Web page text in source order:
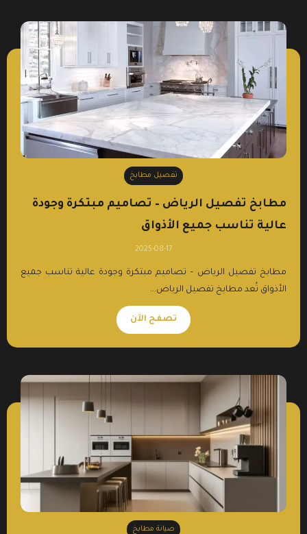
تفصيل مطابخ
مطابخ تفصيل الرياض – تصاميم مبتكرة وجودة
عالية تناسب جميع الأذواق
2025-08-17
مطابخ تفصيل الرياض – تصاميم مبتكرة وجودة عالية تناسب جميع
الأذواق تُعد مطابخ تفصيل الرياض...
تصفح الآن
صيانة مطابخ